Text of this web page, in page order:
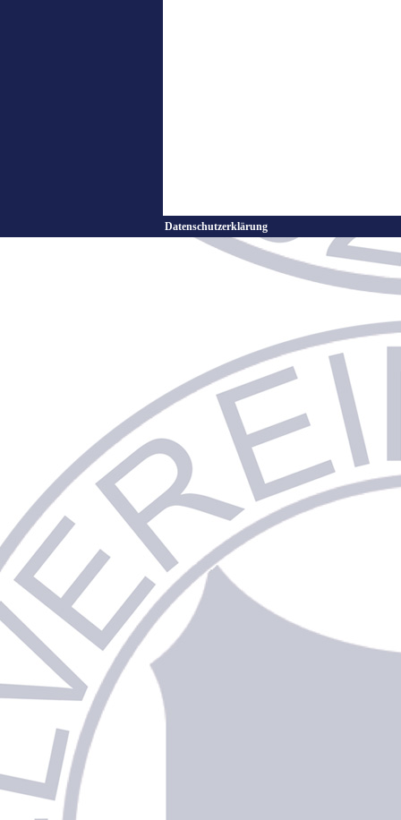
Datenschutzerklärung